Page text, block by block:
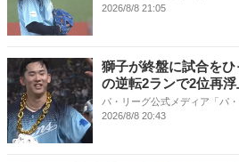
2026/8/8 21:05
獅子が終盤に試合を
の逆転2ランで2位再浮
パ・リーグ公式メディア「パ
2026/8/8 20:43